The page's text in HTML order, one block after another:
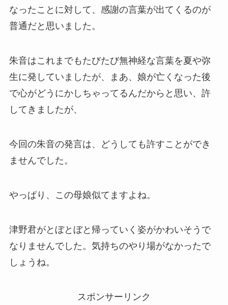
なったことに対して、感謝の言葉が出てくるのが
普通だと思いました。
朱音はこれまでもたびたび無神経な言葉を夏や弥
生に発していましたが、まあ、娘が亡くなった後
で心がどうにかしちゃってるんだからと思い、許
してきましたが、
今回の朱音の発言は、どうしても許すことができ
ませんでした。
やっぱり、この母娘似てますよね。
津野君がとぼとぼと帰っていく姿がかわいそうで
なりませんでした。気持ちのやり場がなかったで
しょうね。
スポンサーリンク